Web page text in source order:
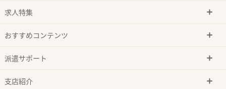
求人特集
おすすめコンテンツ
派遣サポート
支店紹介